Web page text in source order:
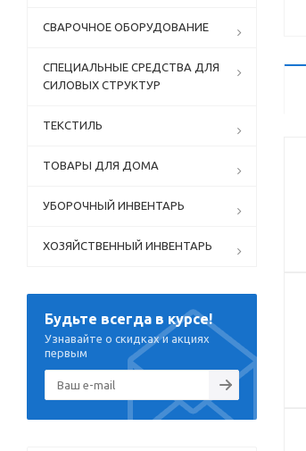
СВАРОЧНОЕ ОБОРУДОВАНИЕ
СПЕЦИАЛЬНЫЕ СРЕДСТВА ДЛЯ
СИЛОВЫХ СТРУКТУР
ТЕКСТИЛЬ
ТОВАРЫ ДЛЯ ДОМА
УБОРОЧНЫЙ ИНВЕНТАРЬ
ХОЗЯЙСТВЕННЫЙ ИНВЕНТАРЬ
Будьте всегда в курсе!
Узнавайте о скидках и акциях
первым